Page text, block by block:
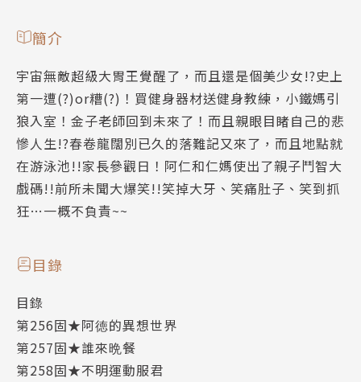
簡介
宇宙無敵超級大胃王覺醒了，而且還是個美少女!?史上
第一遭(?)or糟(?)！買健身器材送健身教練，小鐵媽引
狼入室！金子老師回到未來了！而且親眼目睹自己的悲
慘人生!?春卷龍闊別已久的落難記又來了，而且地點就
在游泳池!!家長參觀日！阿仁和仁媽使出了親子鬥智大
戲碼!!前所未聞大爆笑!!笑掉大牙、笑痛肚子、笑到抓
狂…一概不負責~~
目錄
目錄
第256固★阿徳的異想世界
第257固★誰來晩餐
第258固★不明運動服君